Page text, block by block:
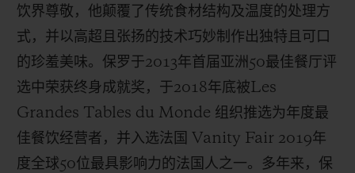
饮界尊敬，他颠覆了传统食材结构及温度的处理方
式，并以高超且张扬的技术巧妙制作出独特且可口
的珍羞美味。保罗于2013年首届亚洲 50最佳餐厅评
选中荣获终身成就奖，于2018年底被Les
Grandes Tables du Monde 组织推选为年度最
佳餐饮经营者，并入选法国 Vanity Fair 2019年
度全球50位最具影响力的法国人之一。多年来，保